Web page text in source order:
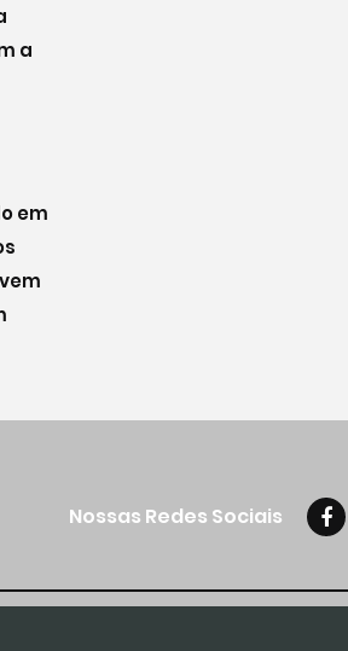
a
em
Nossas Redes Sociais